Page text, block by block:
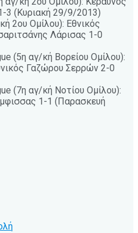
3 (Κυριακή 29/9/2013)
2ου Ομίλου): Εθνικός
Λάρισας 1-0
(5η αγ/κή Βορείου Ομίλου):
Γαζώρου Σερρών 2-0
(7η αγ/κή Νοτίου Ομίλου):
1-1 (Παρασκευή